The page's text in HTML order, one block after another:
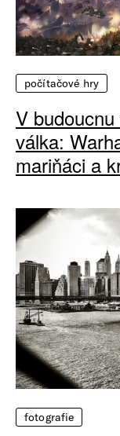
počítačové hry
V
válka:
mariňáci a
fotografie